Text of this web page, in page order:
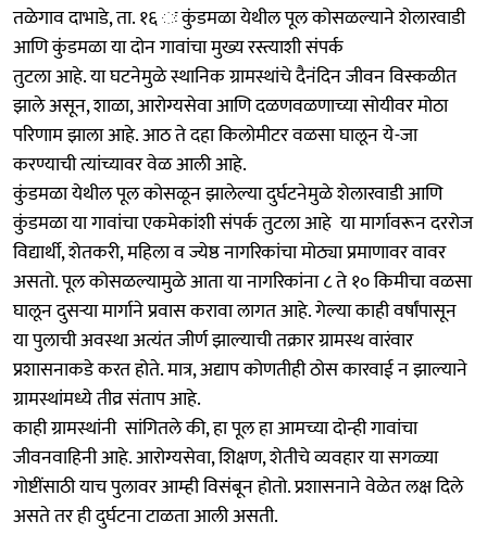
तळेगाव दाभाडे, ता. १६ ः कुंडमळा येथील पूल कोसळल्याने शेलारवाडी
आणि कुंडमळा या दोन गावांचा मुख्य रस्त्याशी संपर्क
तुटला आहे. या घटनेमुळे स्थानिक ग्रामस्थांचे दैनंदिन जीवन विस्कळीत
झाले असून, शाळा, आरोग्यसेवा आणि दळणवळणाच्या सोयीवर मोठा
परिणाम झाला आहे. आठ ते दहा किलोमीटर वळसा घालून ये-जा
करण्याची त्यांच्यावर वेळ आली आहे.
कुंडमळा येथील पूल कोसळून झालेल्या दुर्घटनेमुळे शेलारवाडी आणि
कुंडमळा या गावांचा एकमेकांशी संपर्क तुटला आहे या मार्गावरून दररोज
विद्यार्थी, शेतकरी, महिला व ज्येष्ठ नागरिकांचा मोठ्या प्रमाणावर वावर
असतो. पूल कोसळल्यामुळे आता या नागरिकांना ८ ते १० किमीचा वळसा
घालून दुसऱ्या मार्गाने प्रवास करावा लागत आहे. गेल्या काही वर्षांपासून
या पुलाची अवस्था अत्यंत जीर्ण झाल्याची तक्रार ग्रामस्थ वारंवार
प्रशासनाकडे करत होते. मात्र, अद्याप कोणतीही ठोस कारवाई न झाल्याने
ग्रामस्थांमध्ये तीव्र संताप आहे.
काही ग्रामस्थांनी सांगितले की, हा पूल हा आमच्या दोन्ही गावांचा
जीवनवाहिनी आहे. आरोग्यसेवा, शिक्षण, शेतीचे व्यवहार या सगळ्या
गोष्टींसाठी याच पुलावर आम्ही विसंबून होतो. प्रशासनाने वेळेत लक्ष दिले
असते तर ही दुर्घटना टाळता आली असती.